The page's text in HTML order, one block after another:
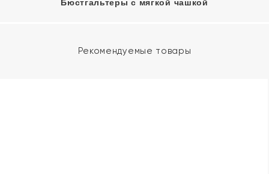
Бюстгальтеры с мягкой чашкой
Рекомендуемые товары